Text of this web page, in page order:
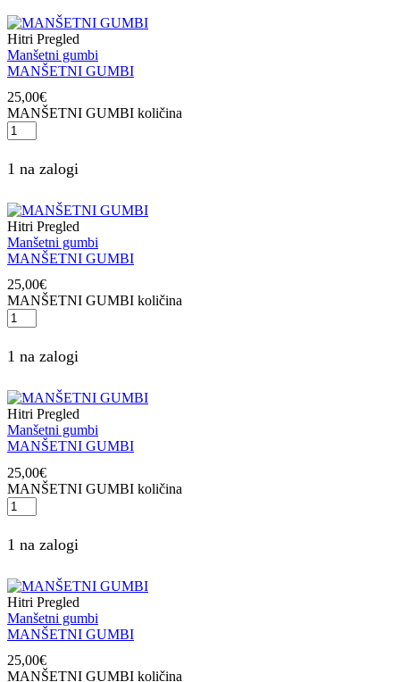
Hitri Pregled
Manšetni gumbi
MANŠETNI GUMBI
25,00€
MANŠETNI GUMBI količina
1 na zalogi
Hitri Pregled
Manšetni gumbi
MANŠETNI GUMBI
25,00€
MANŠETNI GUMBI količina
1 na zalogi
Hitri Pregled
Manšetni gumbi
MANŠETNI GUMBI
25,00€
MANŠETNI GUMBI količina
1 na zalogi
Hitri Pregled
Manšetni gumbi
MANŠETNI GUMBI
25,00€
MANŠETNI GUMBI količina